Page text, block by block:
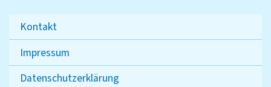
Kontakt
Impressum
Datenschutzerklärung